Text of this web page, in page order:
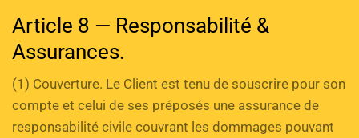
Article 8 — Responsabilité &
Assurances.
(1) Couverture. Le Client est tenu de souscrire pour son
compte et celui de ses préposés une assurance de
responsabilité civile couvrant les dommages pouvant